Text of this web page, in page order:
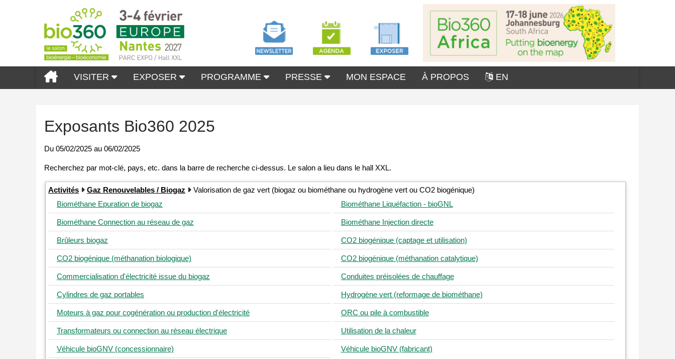
VISITER EXPOSER PROGRAMME PRESSE MON ESPACE À PROPOS EN
Exposants Bio360 2025
Du 05/02/2025 au 06/02/2025
Activités Gaz Renouvelables / Biogaz
Valorisation de gaz vert (biogaz ou biométhane ou hydrogène vert ou CO2 biogénique)
Biométhane Epuration de biogaz
Biométhane Liquéfaction - bioGNL
Biométhane Connection au réseau de gaz Biométhane Injection directe
Brûleurs biogaz CO2 biogénique (captage et utilisation)
CO2 biogénique (méthanation biologique) CO2 biogénique (méthanation catalytique)
Commercialisation d'électricité issue du biogaz Conduites préisolées de chauffage
Cylindres de gaz portables Hydrogène vert (reformage de biométhane)
Moteurs à gaz pour cogénération ou production d'électricité ORC ou pile à combustible
Transformateurs ou connection au réseau électrique Utilisation de la chaleur
Véhicule bioGNV (concessionnaire) Véhicule bioGNV (fabricant)